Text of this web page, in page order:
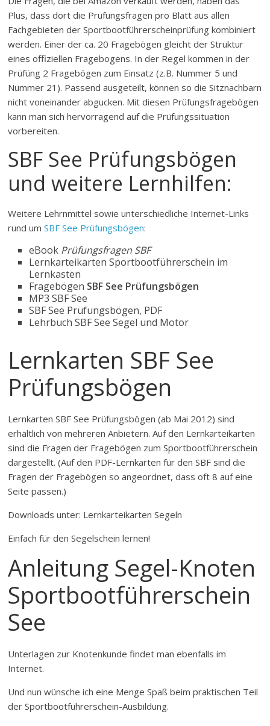
Plus, dass dort die Prüfungsfragen pro Blatt aus allen
Fachgebieten der Sportbootführerscheinprüfung kombiniert
werden. Einer der ca. 20 Fragebögen gleicht der Struktur
eines offiziellen Fragebogens. In der Regel kommen in der
Prüfüng 2 Fragebögen zum Einsatz (z.B. Nummer 5 und
Nummer 21). Passend ausgeteilt, können so die Sitznachbarn
nicht voneinander abgucken. Mit diesen Prüfungsfragebögen
kann man sich hervorragend auf die Prüfungssituation
vorbereiten.
SBF See Prüfungsbögen
und weitere Lernhilfen:
Weitere Lehrnmittel sowie unterschiedliche Internet-Links
rund umSBF See Prüfungsbögen:
eBook Prüfungsfragen SBF
Lernkarteikarten Sportbootführerschein im
Lernkasten
Fragebögen SBF See Prüfungsbögen
MP3 SBF See
SBF See Prüfungsbögen, PDF
Lehrbuch SBF See Segel und Motor
Lernkarten SBF See
Prüfungsbögen
Lernkarten SBF See Prüfungsbögen (ab Mai 2012) sind
erhältlich von mehreren Anbietern. Auf den Lernkarteikarten
sind die Fragen der Fragebögen zum Sportbootführerschein
dargestellt. (Auf den PDF-Lernkarten für den SBF sind die
Fragen der Fragebögen so angeordnet, dass oft 8 auf eine
Seite passen.)
Downloads unter: Lernkarteikarten Segeln
Einfach für den Segelschein lernen!
Anleitung Segel-Knoten
Sportbootführerschein
See
Unterlagen zur Knotenkunde findet man ebenfalls im
Internet.
Und nun wünsche ich eine Menge Spaß beim praktischen Teil
der Sportbootführerschein-Ausbildung.